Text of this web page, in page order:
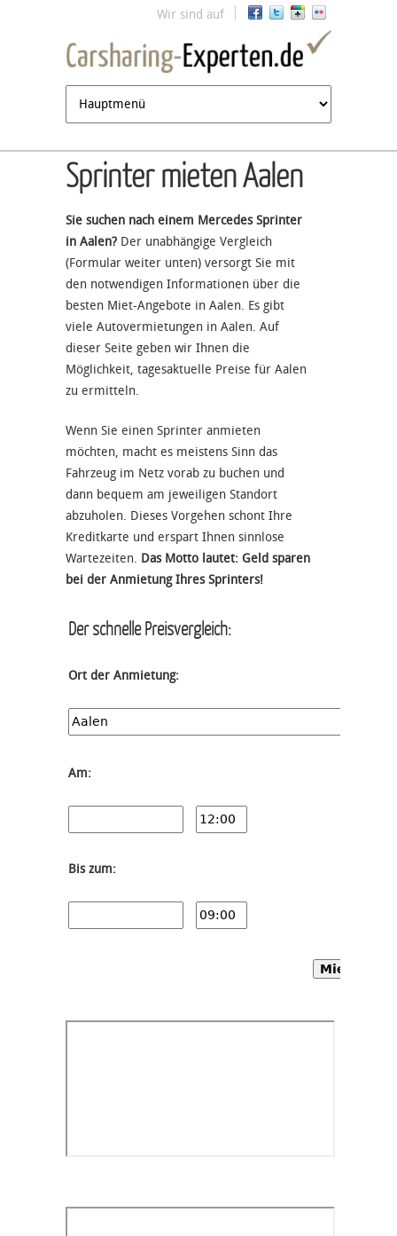
Jump to navigation
Wir sind auf
Sprinter mieten Aalen
Sie suchen nach einem Mercedes Sprinter
in Aalen? Der unabhängige Vergleich
(Formular weiter unten) versorgt Sie mit
den notwendigen Informationen über die
besten Miet-Angebote in Aalen. Es gibt
viele Autovermietungen in Aalen. Auf
dieser Seite geben wir Ihnen die
Möglichkeit, tagesaktuelle Preise für Aalen
zu ermitteln.
Wenn Sie einen Sprinter anmieten
möchten, macht es meistens Sinn das
Fahrzeug im Netz vorab zu buchen und
dann bequem am jeweiligen Standort
abzuholen. Dieses Vorgehen schont Ihre
Kreditkarte und erspart Ihnen sinnlose
Wartezeiten. Das Motto lautet: Geld sparen
bei der Anmietung Ihres Sprinters!
Der schnelle Preisvergleich:
Ort der Anmietung:
Am:
Bis zum: